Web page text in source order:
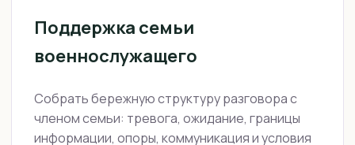
Поддержка семьи
военнослужащего
Собрать бережную структуру разговора с
членом семьи: тревога, ожидание, границы
информации, опоры, коммуникация и условия